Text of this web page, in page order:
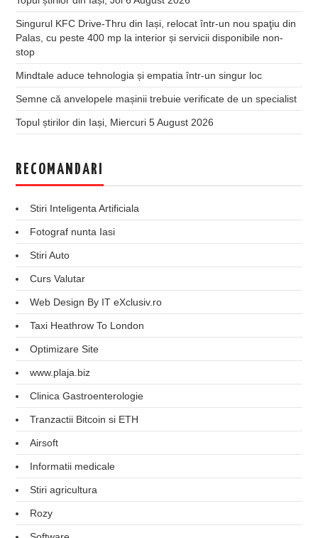
Singurul KFC Drive-Thru din Iași, relocat într-un nou spaţiu din
Palas, cu peste 400 mp la interior și servicii disponibile non-
stop
Mindtale aduce tehnologia și empatia într-un singur loc
Semne că anvelopele mașinii trebuie verificate de un specialist
Topul știrilor din Iași, Miercuri 5 August 2026
RECOMANDARI
Stiri Inteligenta Artificiala
Fotograf nunta Iasi
Stiri Auto
Curs Valutar
Web Design By IT eXclusiv.ro
Taxi Heathrow To London
Optimizare Site
www.plaja.biz
Clinica Gastroenterologie
Tranzactii Bitcoin si ETH
Airsoft
Informatii medicale
Stiri agricultura
Rozy